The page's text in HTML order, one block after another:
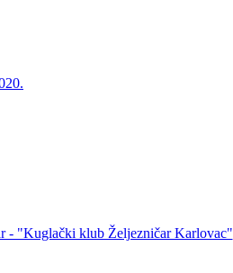
- "Kuglački klub Željezničar Karlovac"